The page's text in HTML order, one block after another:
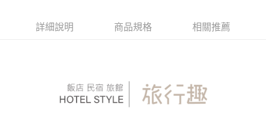
成交易。
1.分期款項不併入電信帳單，「大哥付你分期」於每月結算日後寄送繳費提
2.透過簡訊連結打開帳單後，可選擇「超商條碼／台灣大直營門市／銀行轉
AFTEE先享後付是「在收到商品之後才付款」的支付方式。 讓您購物簡單
【「AFTEE先享後付」結帳流程】
１．於結帳方式選擇「AFTEE先享後付」後，將跳轉至「AFTEE先享後付」
ATM付款
每筆NT$65，滿NT$990(含以上)免運費
詳細說明 商品規格 相關推薦